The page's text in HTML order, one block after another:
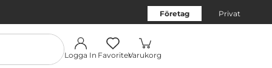
Företag Privat
Logga In FavoriterVarukorg